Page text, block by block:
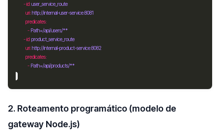
        -
id: user_service_route
uri: http://internal-user-service:8081
predicates
            -
Path=/api/users/**
        -
id: product_service_route
uri: http://internal-product-service:8082
predicates
            -
Path=/api/products/**
2. Roteamento programático (modelo de
gateway Node.js)